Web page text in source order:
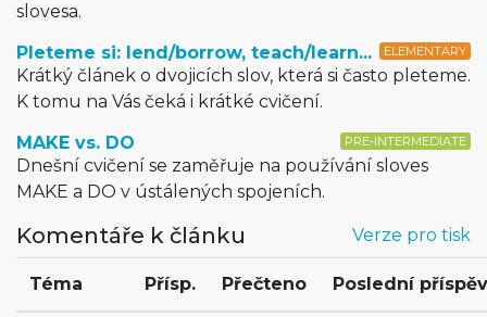
slovesa.
ELEMENTARY
Pleteme si: lend/borrow, teach/learn...
Krátký článek o dvojicích slov, která si často pleteme.
K tomu na Vás čeká i krátké cvičení.
PRE-INTERMEDIATE
MAKE vs. DO
Dnešní cvičení se zaměřuje na používání sloves
MAKE a DO v ústálených spojeních.
Verze pro tisk
Komentáře k článku
Téma Přísp. Přečteno Poslední